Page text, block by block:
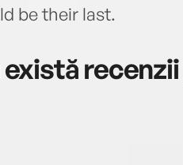
be their last.